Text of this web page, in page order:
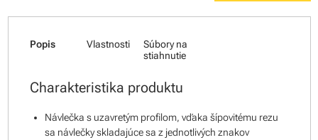
Popis Vlastnosti
Súbory na
stiahnutie
Charakteristika produktu
Návlečka s uzavretým profilom, vďaka šípovitému rezu
sa návlečky skladajúce sa z jednotlivých znakov